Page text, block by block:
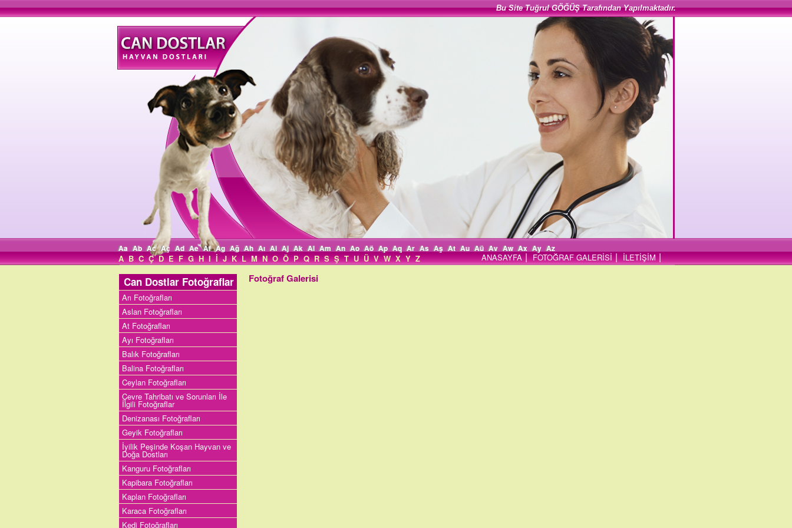
Bu Site Tuğrul GÖĞÜŞ Tarafından Yapılmaktadır.
Aa Ab Ac Aç Ad Ae Af Ag Ağ Ah Aı Ai Aj Ak Al Am An Ao Aö Ap Aq Ar As Aş At Au Aü Av Aw Ax Ay Az
A B C Ç D E F G H I İ J K L M N O Ö P Q R S Ş T U Ü V W X Y Z ANASAYFA | FOTOĞRAF GALERİSİ | İLETİŞİM |
Can Dostlar Fotoğraflar
Arı Fotoğrafları
Aslan Fotoğrafları
At Fotoğrafları
Ayı Fotoğrafları
Balık Fotoğrafları
Balina Fotoğrafları
Ceylan Fotoğrafları
Çevre Tahribatı ve Sorunları İle
İlgili Fotoğraflar
Denizanası Fotoğrafları
Geyik Fotoğrafları
İyilik Peşinde Koşan Hayvan ve
Doğa Dostları
Kanguru Fotoğrafları
Kapibara Fotoğrafları
Kaplan Fotoğrafları
Karaca Fotoğrafları
Kedi Fotoğrafları
Fotoğraf Galerisi